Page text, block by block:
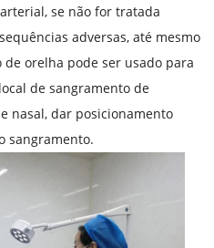
se não for tratada
adversas, até mesmo
orelha pode ser usado para
de sangramento de
nasal, dar posicionamento
sangramento.